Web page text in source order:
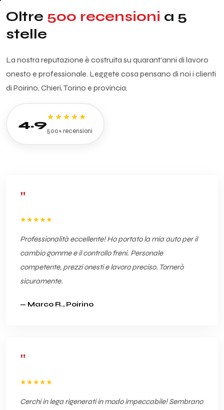
Oltre 500 recensioni a 5
stelle
La nostra reputazione è costruita su quarant'anni di lavoro
onesto e professionale. Leggete cosa pensano di noi i clienti
di Poirino, Chieri, Torino e provincia.
4.9
★★★★★
500+ recensioni
"
★★★★★
Professionalità eccellente! Ho portato la mia auto per il
cambio gomme e il controllo freni. Personale
competente, prezzi onesti e lavoro preciso. Tornerò
sicuramente.
— Marco R., Poirino
"
★★★★★
Cerchi in lega rigenerati in modo impeccabile! Sembrano